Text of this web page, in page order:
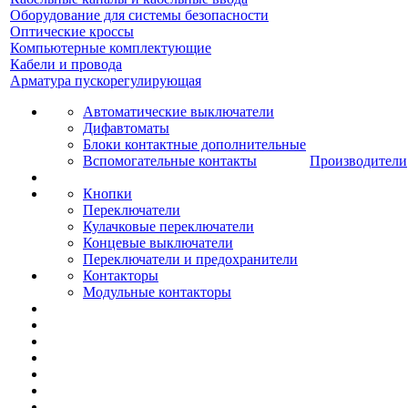
Оборудование для системы безопасности
Оптические кроссы
Компьютерные комплектующие
Кабели и провода
Арматура пускорегулирующая
Автоматические выключатели
Дифавтоматы
Блоки контактные дополнительные
Вспомогательные контакты
Кнопки
Переключатели
Кулачковые переключатели
Концевые выключатели
Переключатели и предохранители
Контакторы
Модульные контакторы
Производители